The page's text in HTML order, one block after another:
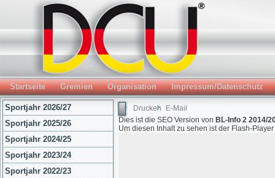
Startseite Gremien Organisation Impressum/Datenschutz
Sportjahr 2026/27
Sportjahr 2025/26
Sportjahr 2024/25
Sportjahr 2023/24
Sportjahr 2022/23
Drucken
E-Mail
Dies ist die SEO Version von BL-Info 2 2014/
Um diesen Inhalt zu sehen ist der Flash-